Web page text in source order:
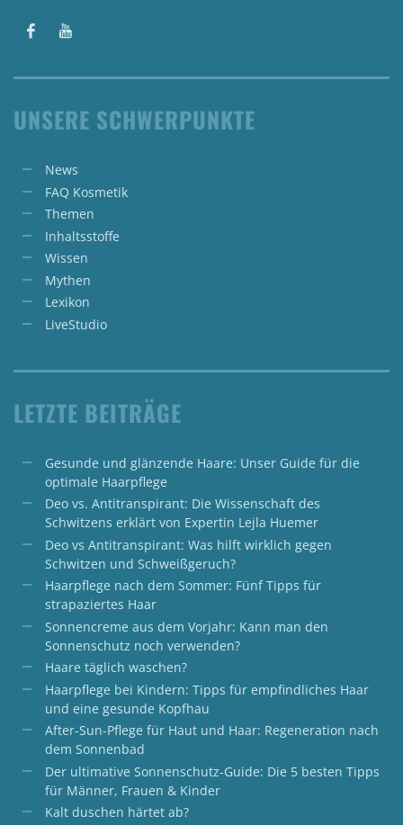
UNSERE SCHWERPUNKTE
News
FAQ Kosmetik
Themen
Inhaltsstoffe
Wissen
Mythen
Lexikon
LiveStudio
LETZTE BEITRÄGE
Gesunde und glänzende Haare: Unser Guide für die
optimale Haarpflege
Deo vs. Antitranspirant: Die Wissenschaft des
Schwitzens erklärt von Expertin Lejla Huemer
Deo vs Antitranspirant: Was hilft wirklich gegen
Schwitzen und Schweißgeruch?
Haarpflege nach dem Sommer: Fünf Tipps für
strapaziertes Haar
Sonnencreme aus dem Vorjahr: Kann man den
Sonnenschutz noch verwenden?
Haare täglich waschen?
Haarpflege bei Kindern: Tipps für empfindliches Haar
und eine gesunde Kopfhau
After-Sun-Pflege für Haut und Haar: Regeneration nach
dem Sonnenbad
Der ultimative Sonnenschutz-Guide: Die 5 besten Tipps
für Männer, Frauen & Kinder
Kalt duschen härtet ab?